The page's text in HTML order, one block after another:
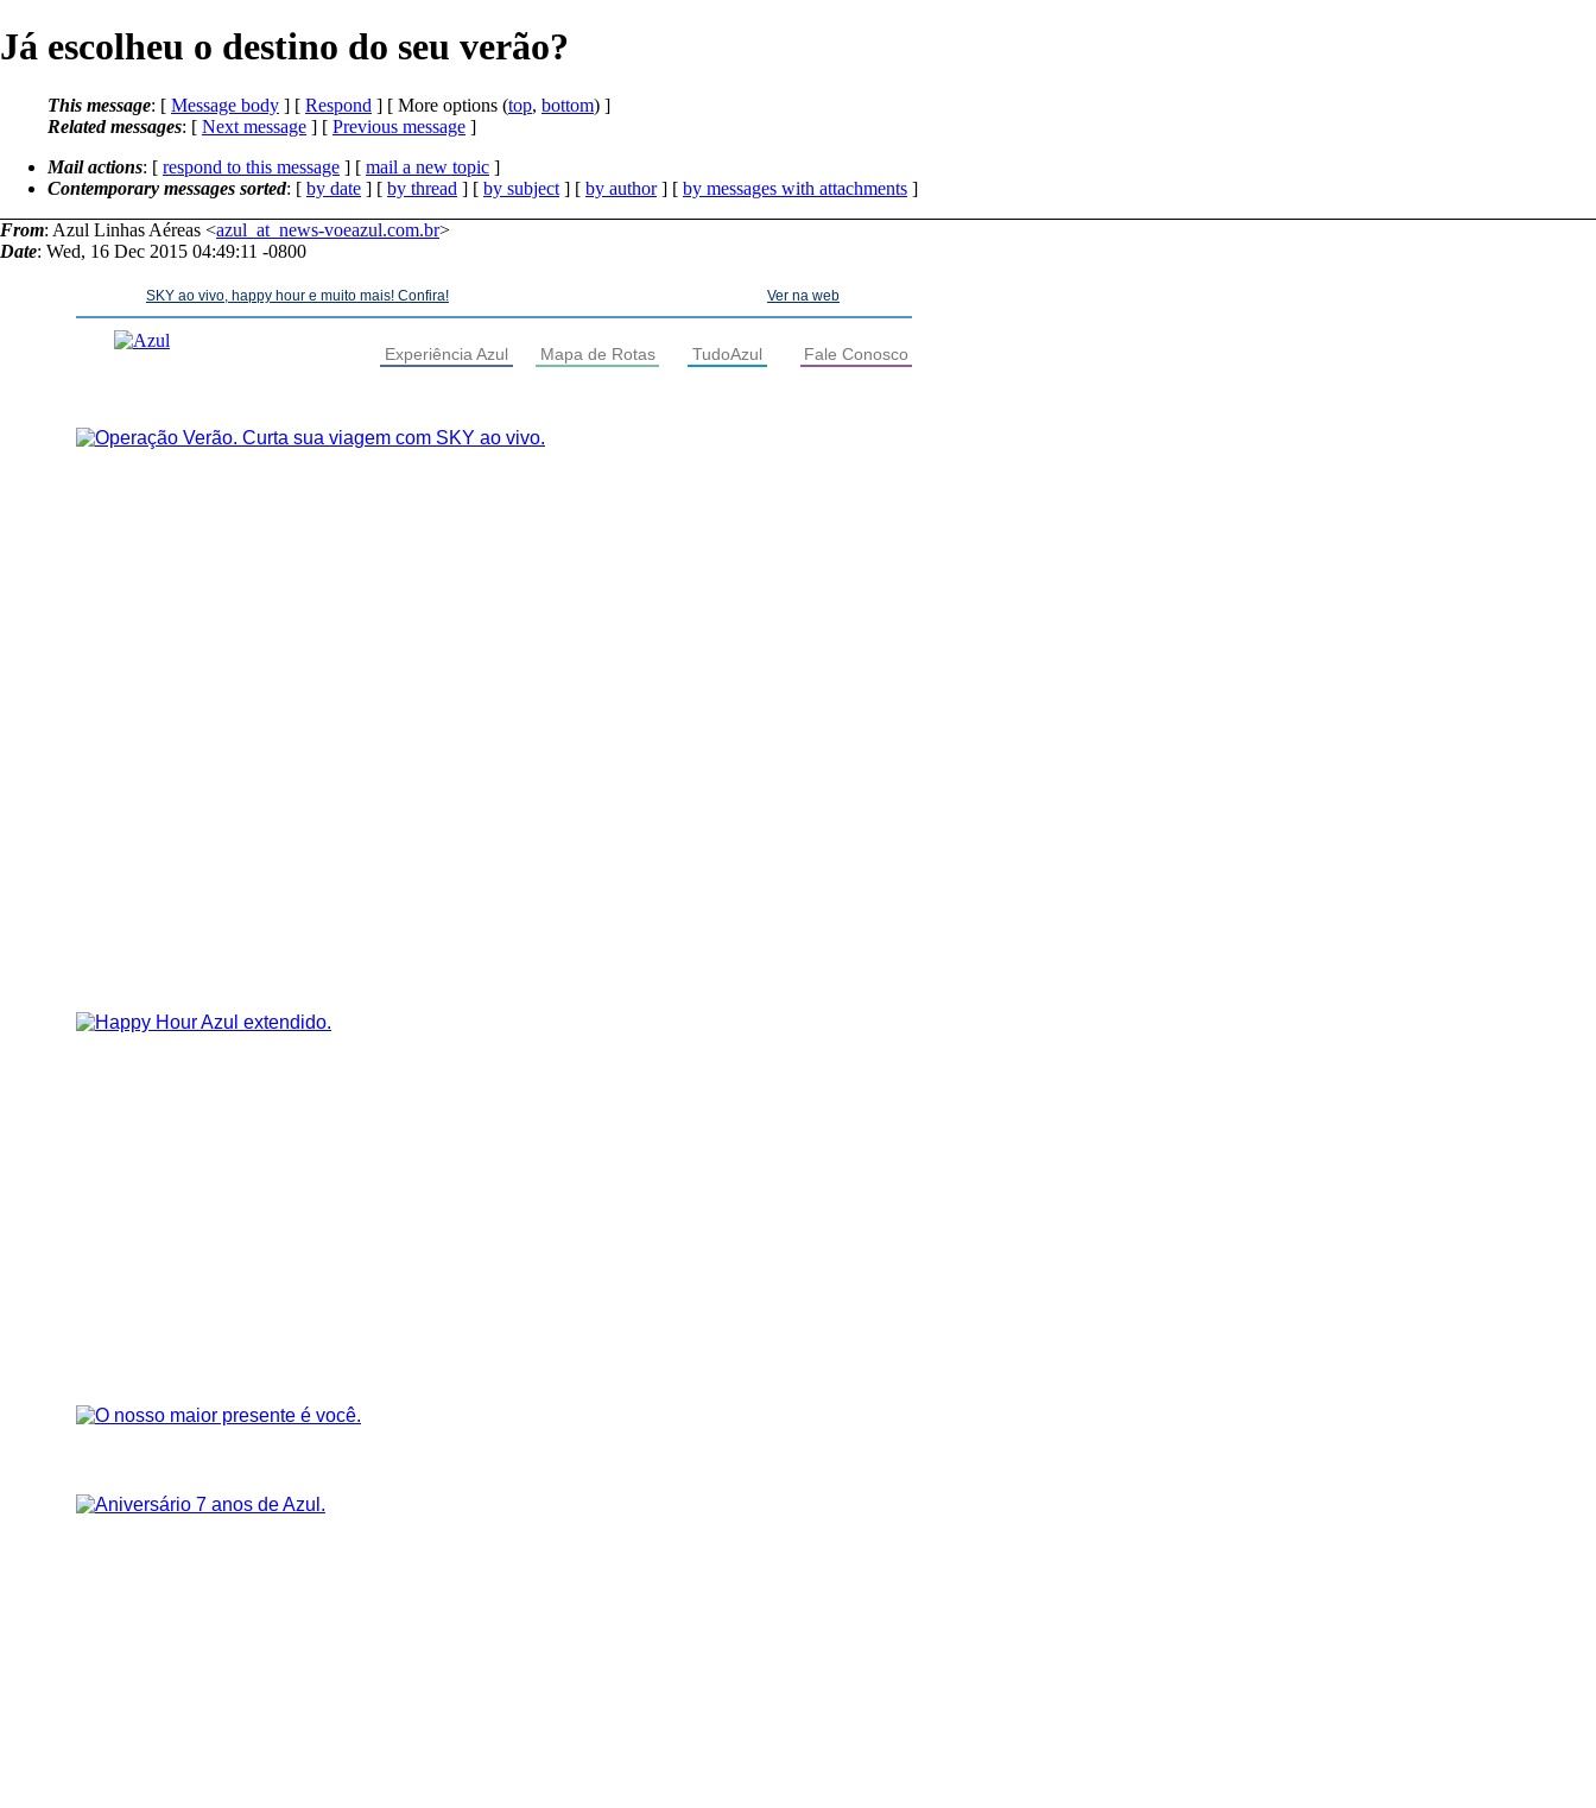
Já escolheu o destino do seu verão?
This message: [ Message body ] [ Respond ] [ More options (top, bottom) ]
Related messages: [ Next message ] [ Previous message ]
Mail actions: [ respond to this message ] [ mail a new topic ]
Contemporary messages sorted: [ by date ] [ by thread ] [ by subject ] [ by author] [ by messages with attachments ]
From: Azul Linhas Aéreas <azul_at_news-voeazul.com.br>
Date: Wed, 16 Dec 2015 04:49:11 -0800
SKY ao vivo, happy hour e muito mais! Confira! Ver na web
Experiência Azul Mapa de Rotas TudoAzul Fale Conosco